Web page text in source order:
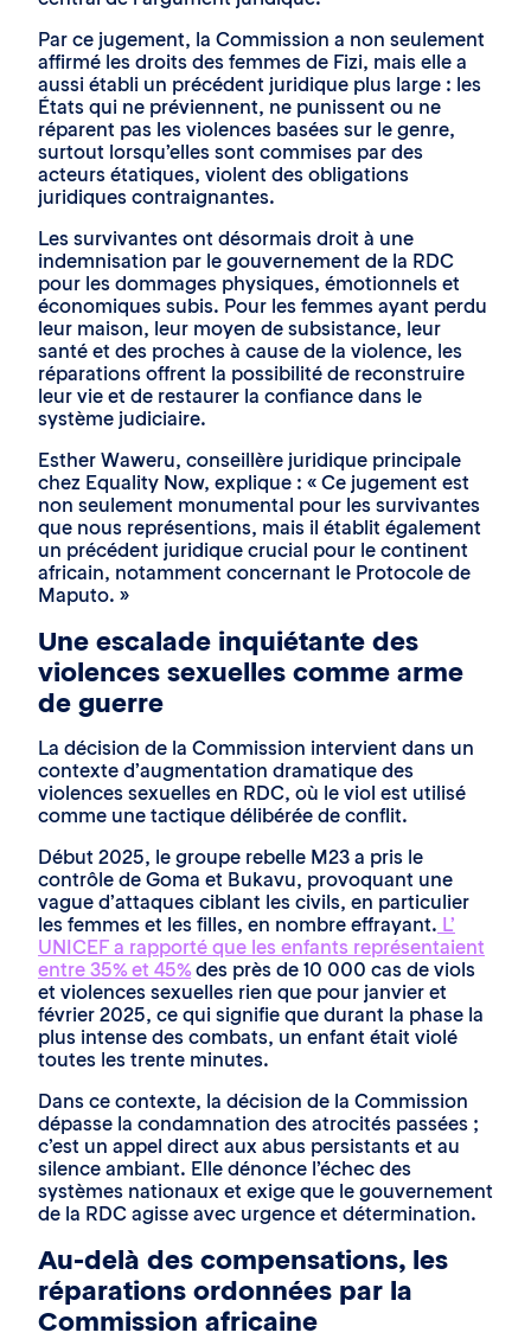
Par ce jugement, la Commission a non seulement
affirmé les droits des femmes de Fizi, mais elle a
aussi établi un précédent juridique plus large : les
États qui ne préviennent, ne punissent ou ne
réparent pas les violences basées sur le genre,
surtout lorsqu’elles sont commises par des
acteurs étatiques, violent des obligations
juridiques contraignantes.
Les survivantes ont désormais droit à une
indemnisation par le gouvernement de la RDC
pour les dommages physiques, émotionnels et
économiques subis. Pour les femmes ayant perdu
leur maison, leur moyen de subsistance, leur
santé et des proches à cause de la violence, les
réparations offrent la possibilité de reconstruire
leur vie et de restaurer la confiance dans le
système judiciaire.
Esther Waweru, conseillère juridique principale
chez Equality Now, explique : « Ce jugement est
non seulement monumental pour les survivantes
que nous représentions, mais il établit également
un précédent juridique crucial pour le continent
africain, notamment concernant le Protocole de
Maputo. »
Une escalade inquiétante des
violences sexuelles comme arme
de guerre
La décision de la Commission intervient dans un
contexte d’augmentation dramatique des
violences sexuelles en RDC, où le viol est utilisé
comme une tactique délibérée de conflit.
Début 2025, le groupe rebelle M23 a pris le
contrôle de Goma et Bukavu, provoquant une
vague d’attaques ciblant les civils, en particulier
les femmes et les filles, en nombre effrayant. L’
UNICEF a rapporté que les enfants représentaient
entre 35% et 45%des près de 10 000 cas de viols
et violences sexuelles rien que pour janvier et
février 2025, ce qui signifie que durant la phase la
plus intense des combats, un enfant était violé
toutes les trente minutes.
Dans ce contexte, la décision de la Commission
dépasse la condamnation des atrocités passées ;
c’est un appel direct aux abus persistants et au
silence ambiant. Elle dénonce l’échec des
systèmes nationaux et exige que le gouvernement
de la RDC agisse avec urgence et détermination.
Au-delà des compensations, les
réparations ordonnées par la
Commission africaine